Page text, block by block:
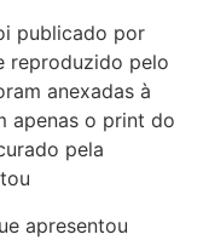
publicado por
reproduzido pelo
anexadas à
apenas o print do
pela
apresentou